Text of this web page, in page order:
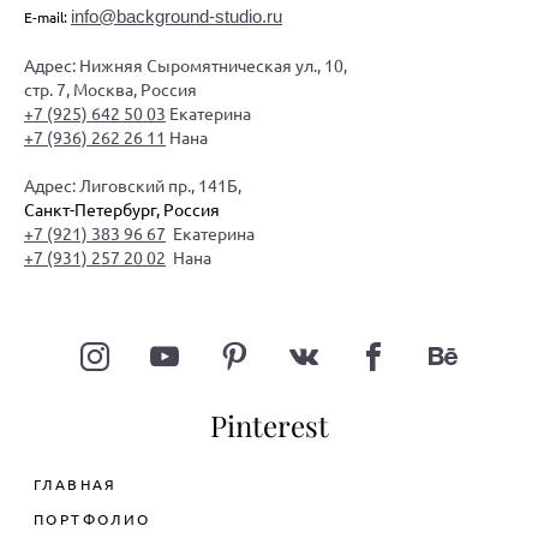
E-mail: info@background-studio.ru
Адрес: Нижняя Сыромятническая ул., 10,
стр. 7, Москва, Россия
+7 (925) 642 50 03 Екатерина
+7 (936) 262 26 11 Нана
Адрес: Лиговский пр., 141Б,
Санкт-Петербург, Россия
+7 (921) 383 96 67 Екатерина
+7 (931) 257 20 02 Нана
Pinterest
ГЛАВНАЯ
ПОРТФОЛИО